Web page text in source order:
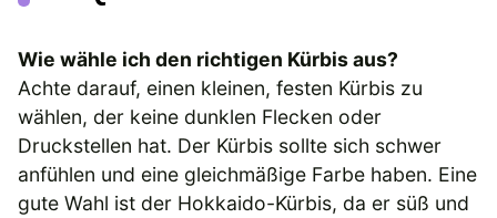
Wie wähle ich den richtigen Kürbis aus?
Achte darauf, einen kleinen, festen Kürbis zu
wählen, der keine dunklen Flecken oder
Druckstellen hat. Der Kürbis sollte sich schwer
anfühlen und eine gleichmäßige Farbe haben. Eine
gute Wahl ist der Hokkaido-Kürbis, da er süß und